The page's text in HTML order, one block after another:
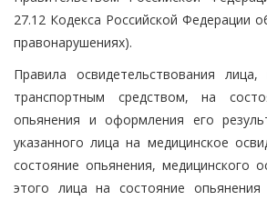
27.12 Кодекса Российской Федерации
правонарушениях).
Правила освидетельствования лица,
транспортным средством, на
опьянения и оформления его
указанного лица на медицинское
состояние опьянения, медицинского
этого лица на состояние